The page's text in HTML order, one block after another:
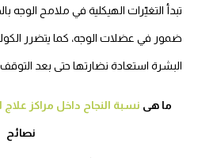
التغيّرات الهيكلية في ملامح الوجه
في عضلات الوجه، كما يتضرر
استعادة نضارتها حتى بعد التوقف عن
ما هى نسبة النجاح داخل مراكز علاج
نصائح